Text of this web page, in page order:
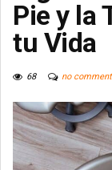
Pie y la
tu Vida
68 no